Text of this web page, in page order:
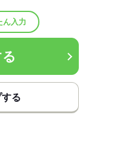
ん入力
る